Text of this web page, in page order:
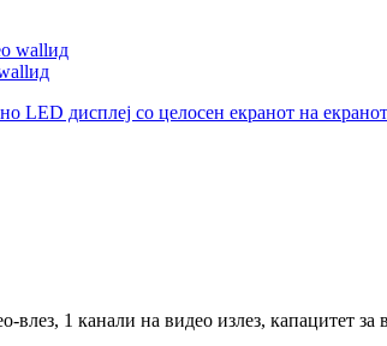
1 канали на видео излез, капацитет